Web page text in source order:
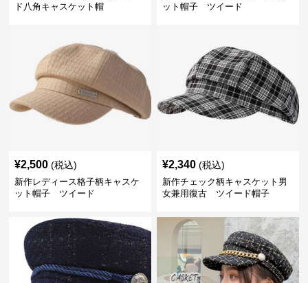
ド八角キャスケット帽
ット帽子 ツイード
¥2,500 (税込)
新作レディース格子柄キャスケ
ット帽子 ツイード
¥2,340 (税込)
新作チェック柄キャスケット男
女兼用復古 ツイード帽子